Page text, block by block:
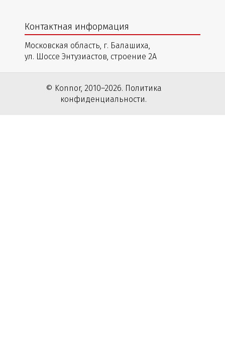
Контактная информация
Московская область, г. Балашиха,
ул. Шоссе Энтузиастов, строение 2А
© Konnor, 2010–2026. Политика
конфиденциальности.